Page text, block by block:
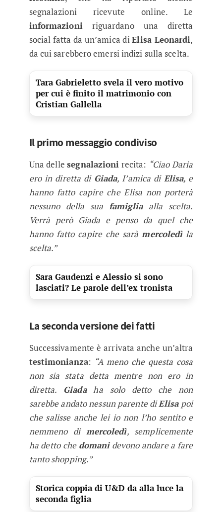
segnalazioni ricevute online. Le
informazioniriguardano una diretta
social fatta da un’amica diElisa Leonardi,
da cui sarebbero emersi indizi sulla scelta.
Tara Gabrieletto svela il vero motivo
per cui è finito il matrimonio con
Cristian Gallella
Il primo messaggio condiviso
Una dellesegnalazioni recita: “Ciao Daria
ero in diretta di Giada, I’amica di Elisa, e
hanno fatto capire che Elisa non porterà
nessuno della sua famigliaalla scelta.
Verrà però Giada e penso da quel che
hanno fatto capire che saràmercoledìla
scelta.”
Sara Gaudenzi e Alessio si sono
lasciati? Le parole dell’ex tronista
La seconda versione dei fatti
Successivamente è arrivata anche un’altra
testimonianza: “A meno che questa cosa
non sia stata detta mentre non ero in
diretta. Giadaha solo detto che non
sarebbe andato nessun parente diElisa poi
che salisse anche lei io non l’ho sentito e
nemmeno di mercoledì, semplicemente
ha detto che domanidevono andare a fare
tanto shopping.”
Storica coppia di U&D da alla luce la
seconda figlia